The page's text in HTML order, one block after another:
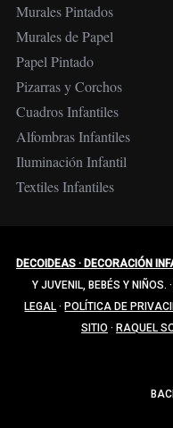
Murales Pintados
Murales de Papel
Papel Pintado
Pizarras y Corchos
Cuadros Infantiles
Alfombras Infantiles
Iluminación Infantil
Textiles Infantiles
DECOIDEAS · DECORACIÓN
Y JUVENIL, BEBÉS Y NIÑOS. ·
LEGAL · POLÍTICA DE
SITIO · RAQUEL